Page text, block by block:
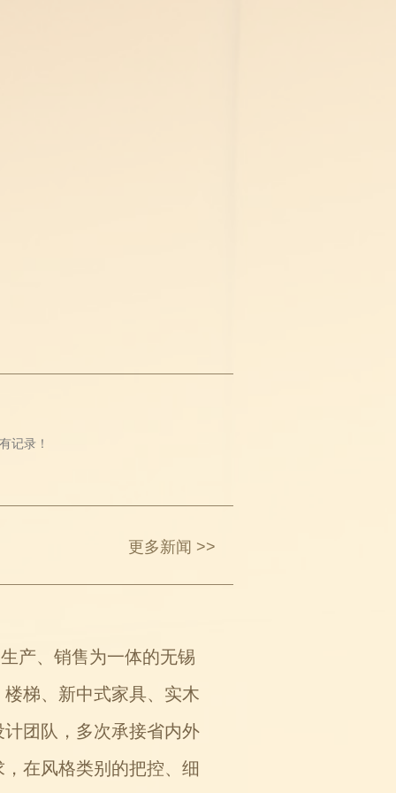
记录！
更多新闻 >>
产、销售为一体的无锡
梯、新中式家具、实木
团队，多次承接省内外
在风格类别的把控、细